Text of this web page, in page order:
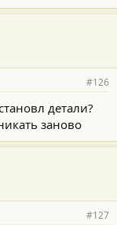
#126
детали?
заново
#127